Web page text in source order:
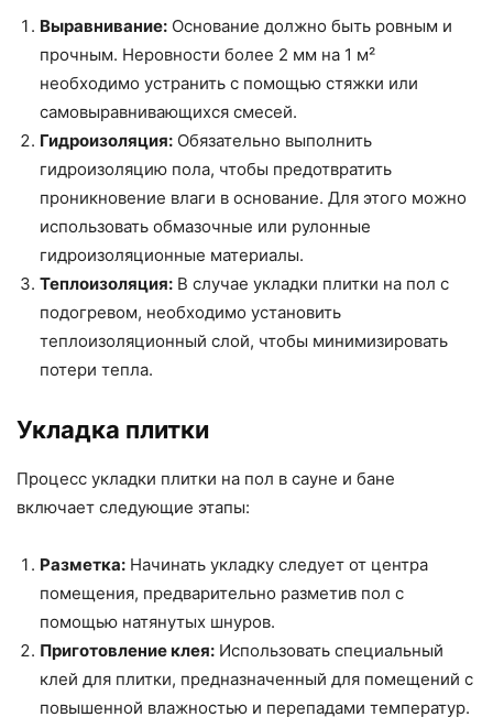
Выравнивание: Основание должно быть ровным и
прочным. Неровности более 2 мм на 1 м²
необходимо устранить с помощью стяжки или
самовыравнивающихся смесей.
Гидроизоляция: Обязательно выполнить
гидроизоляцию пола, чтобы предотвратить
проникновение влаги в основание. Для этого можно
использовать обмазочные или рулонные
гидроизоляционные материалы.
Теплоизоляция: В случае укладки плитки на пол с
подогревом, необходимо установить
теплоизоляционный слой, чтобы минимизировать
потери тепла.
Укладка плитки
Процесс укладки плитки на пол в сауне и бане
включает следующие этапы:
Разметка: Начинать укладку следует от центра
помещения, предварительно разметив пол с
помощью натянутых шнуров.
Приготовление клея: Использовать специальный
клей для плитки, предназначенный для помещений с
повышенной влажностью и перепадами температур.